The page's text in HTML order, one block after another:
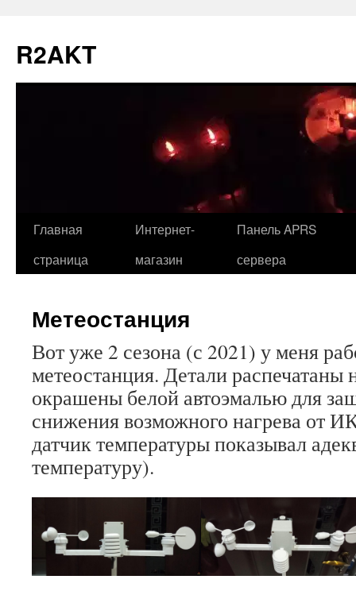
содержимому
R2AKT
Главная
страница
Интернет-
магазин
Панель APRS
сервера
Метеостанция
Вот уже 2 сезона (с 2021) у меня
метеостанция. Детали распечатаны
окрашены белой автоэмалью для
снижения возможного нагрева от
датчик температуры показывал
температуру).